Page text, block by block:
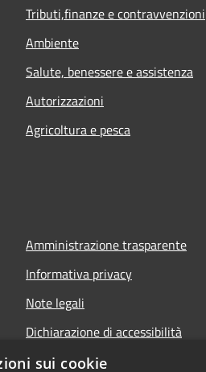
Tributi,finanze e contravvenzioni
Ambiente
Salute, benessere e assistenza
Autorizzazioni
Agricoltura e pesca
Amministrazione trasparente
Informativa privacy
Note legali
Dichiarazione di accessibilità
sui cookie